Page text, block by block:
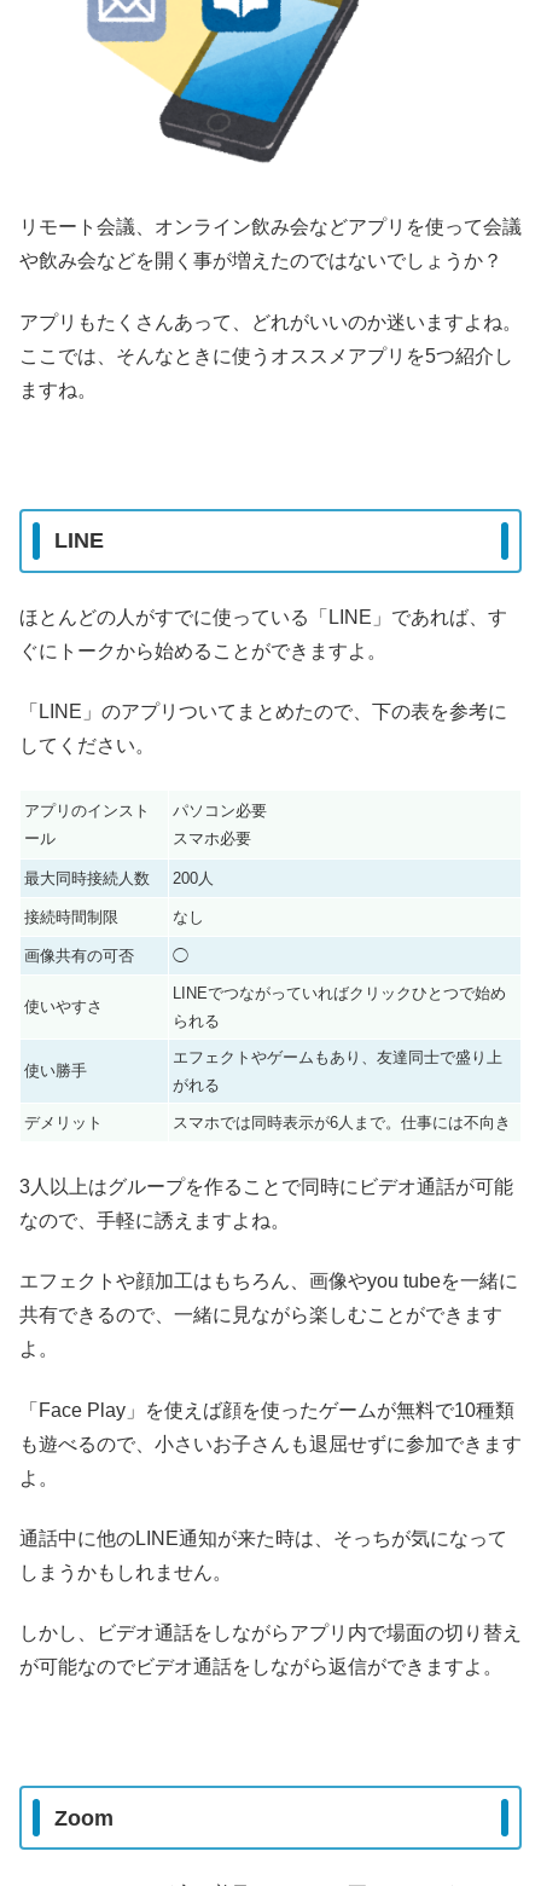
リモート会議、オンライン飲み会などアプリを使って会議
や飲み会などを開く事が増えたのではないでしょうか？
アプリもたくさんあって、どれがいいのか迷いますよね。
ここでは、そんなときに使うオススメアプリを5つ紹介し
ますね。
LINE
ほとんどの人がすでに使っている「LINE」であれば、す
ぐにトークから始めることができますよ。
「LINE」のアプリついてまとめたので、下の表を参考に
してください。
アプリのインスト
ール
パソコン必要
スマホ必要
最大同時接続人数 200人
接続時間制限 なし
画像共有の可否 ◯
使いやすさ
LINEでつながっていればクリックひとつで始め
られる
使い勝手
エフェクトやゲームもあり、友達同士で盛り上
がれる
デメリット スマホでは同時表示が6人まで。仕事には不向き
3人以上はグループを作ることで同時にビデオ通話が可能
なので、手軽に誘えますよね。
エフェクトや顔加工はもちろん、画像やyou tubeを一緒に
共有できるので、一緒に見ながら楽しむことができます
よ。
「 Face Play」を使えば顔を使ったゲームが無料で10種類
も遊べるので、小さいお子さんも退屈せずに参加できます
よ。
通話中に他のLINE通知が来た時は、そっちが気になって
しまうかもしれません。
しかし、ビデオ通話をしながらアプリ内で場面の切り替え
が可能なのでビデオ通話をしながら返信ができますよ。
Zoom